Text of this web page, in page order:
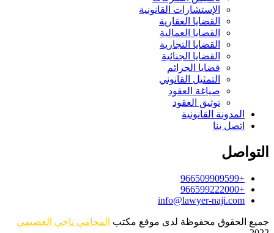
الإستشارات القانونية
القضايا العقارية
القضايا العمالية
القضايا التجارية
القضايا الجنائية
قضايا الجرائم
التمثيل القانوني
صياغة العقود
توثيق العقود
المدونة القانونية
اتصل بنا
التواصل
+966509909599
+966599222000
info@lawyer-naji.com
جميع الحقوق محفوظة لدى موقع مكتب المحامي ناجي العصيمي